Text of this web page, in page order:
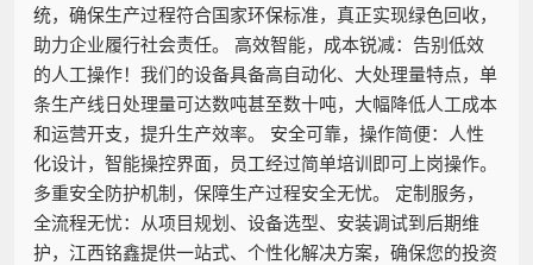
统，确保生产过程符合国家环保标准，真正实现绿色回收，
助力企业履行社会责任。 高效智能，成本锐减：告别低效
的人工操作！我们的设备具备高自动化、大处理量特点，单
条生产线日处理量可达数吨甚至数十吨，大幅降低人工成本
和运营开支，提升生产效率。 安全可靠，操作简便：人性
化设计，智能操控界面，员工经过简单培训即可上岗操作。
多重安全防护机制，保障生产过程安全无忧。 定制服务，
全流程无忧：从项目规划、设备选型、安装调试到后期维
护，江西铭鑫提供一站式、个性化解决方案，确保您的投资